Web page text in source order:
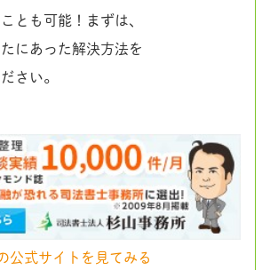
とも可能！まずは、
にあった解決方法を
さい。
公式サイトを見てみる